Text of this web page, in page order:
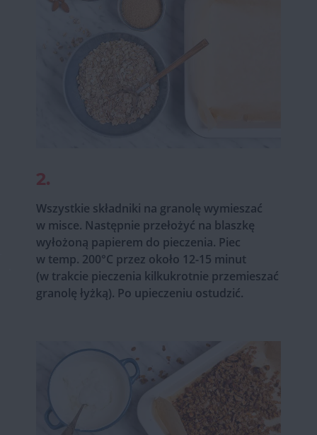
2.
Wszystkie składniki na granolę wymieszać
w misce. Następnie przełożyć na blaszkę
wyłożoną papierem do pieczenia. Piec
w temp. 200°C przez około 12-15 minut
(w trakcie pieczenia kilkukrotnie przemieszać
granolę łyżką). Po upieczeniu ostudzić.